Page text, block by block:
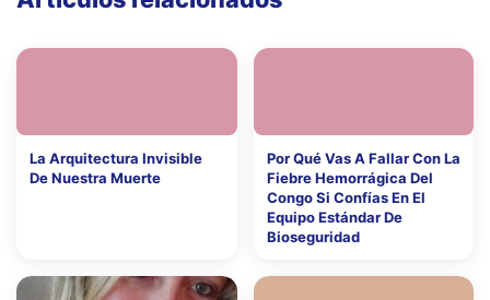
La Arquitectura Invisible
De Nuestra Muerte
Por Qué Vas A Fallar Con La
Fiebre Hemorrágica Del
Congo Si Confías En El
Equipo Estándar De
Bioseguridad